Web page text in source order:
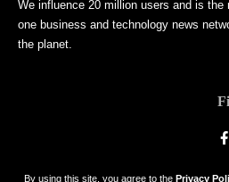
By using this site, you agree to the Privacy
We influence 20 million users and is the
one business and technology news
the planet.